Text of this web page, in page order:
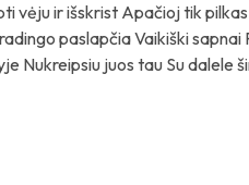
vėju ir išskrist Apačioj tik
paslapčia Vaikiški
Nukreipsiu juos tau Su dalele